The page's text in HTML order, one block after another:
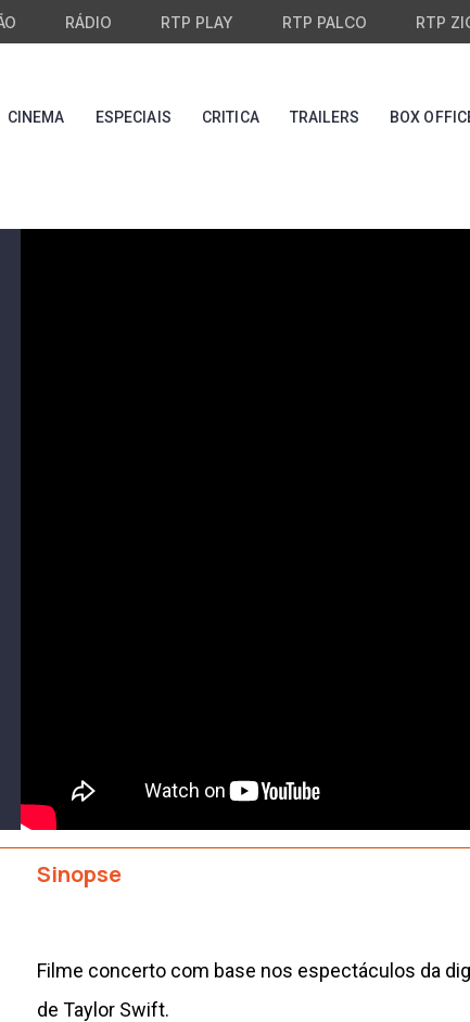
RÁDIO RTP PLAY RTP PALCO RTP
CINEMA ESPECIAIS CRITICA TRAILERS BOX
Sinopse
Filme concerto com base nos espectáculos da
de Taylor Swift.